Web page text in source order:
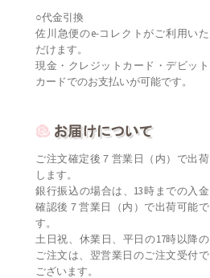
○代金引換
佐川急便のe-コレクトがご利用いた
だけます。
現金・クレジットカード・デビット
カードでのお支払いが可能です。
ご注文確定後７営業日（内）で出荷
します。
銀行振込の場合は、13時までの入金
確認後７営業日（内）で出荷可能で
す。
土日祝、休業日、平日の17時以降の
ご注文は、翌営業日のご注文受付で
ございます。